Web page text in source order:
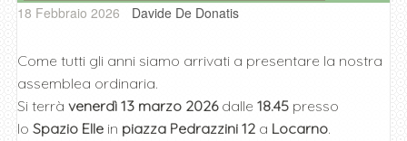
18 Febbraio 2026 Davide De Donatis
Come tutti gli anni siamo arrivati a presentare la nostra
assemblea ordinaria.
Si terrà venerdì 13 marzo 2026 dalle 18.45 presso
lo Spazio Elle in piazza Pedrazzini 12 a Locarno.